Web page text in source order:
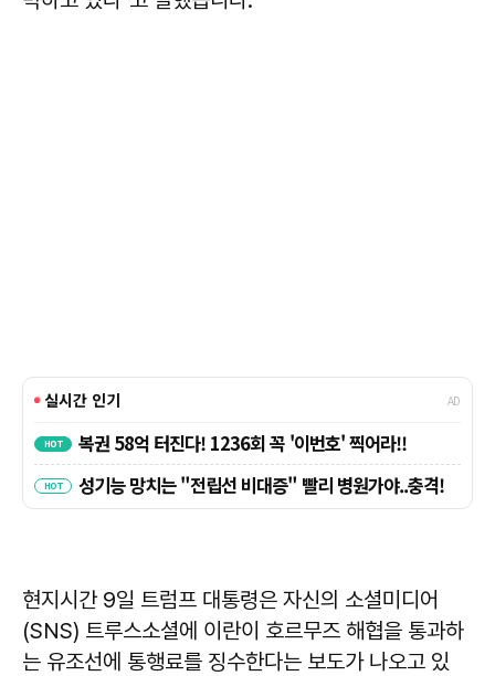
현지시간 9일 트럼프 대통령은 자신의 소셜미디어
(SNS) 트루스소셜에 이란이 호르무즈 해협을 통과하
는 유조선에 통행료를 징수한다는 보도가 나오고 있